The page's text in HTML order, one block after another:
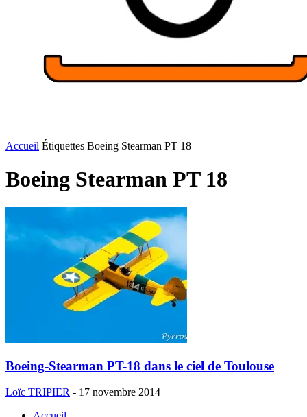
Accueil Étiquettes Boeing Stearman PT 18
Boeing Stearman PT 18
Boeing-Stearman PT-18 dans le ciel de Toulouse
Loïc TRIPIER - 17 novembre 2014